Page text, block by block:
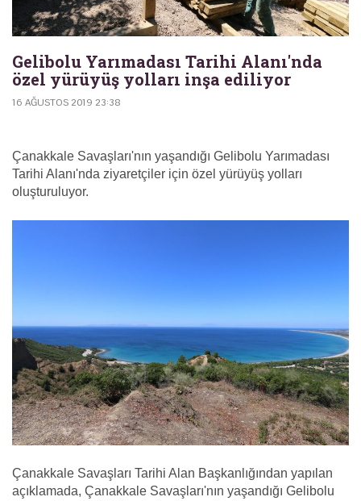
Gelibolu Yarımadası Tarihi Alanı'nda
özel yürüyüş yolları inşa ediliyor
16 AĞUSTOS 2019 23:38
Çanakkale Savaşları'nın yaşandığı Gelibolu Yarımadası
Tarihi Alanı'nda ziyaretçiler için özel yürüyüş yolları
oluşturuluyor.
Çanakkale Savaşları Tarihi Alan Başkanlığından yapılan
açıklamada, Çanakkale Savaşları'nın yaşandığı Gelibolu